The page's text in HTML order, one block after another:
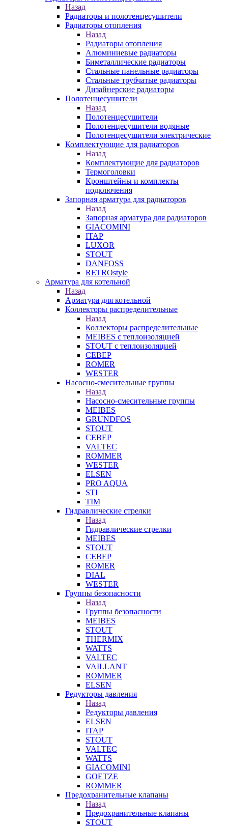
Назад
Радиаторы и полотенцесушители
Радиаторы отопления
Назад
Радиаторы отопления
Алюминиевые радиаторы
Биметаллические радиаторы
Стальные панельные радиаторы
Стальные трубчатые радиаторы
Дизайнерские радиаторы
Полотенцесушители
Назад
Полотенцесушители
Полотенцесушители водяные
Полотенцесушители электрические
Комплектующие для радиаторов
Назад
Комплектующие для радиаторов
Термоголовки
Кронштейны и комплекты
подключения
Запорная арматура для радиаторов
Назад
Запорная арматура для радиаторов
GIACOMINI
ITAP
LUXOR
STOUT
DANFOSS
RETROstyle
Арматура для котельной
Назад
Арматура для котельной
Коллекторы распределительные
Назад
Коллекторы распределительные
MEIBES с теплоизоляцией
STOUT с теплоизоляцией
СЕВЕР
ROMER
WESTER
Насосно-смесительные группы
Назад
Насосно-смесительные группы
MEIBES
GRUNDFOS
STOUT
СЕВЕР
VALTEC
ROMMER
WESTER
ELSEN
PRO AQUA
STI
TIM
Гидравлические стрелки
Назад
Гидравлические стрелки
MEIBES
STOUT
СЕВЕР
ROMER
DIAL
WESTER
Группы безопасности
Назад
Группы безопасности
MEIBES
STOUT
THERMIX
WATTS
VALTEC
VAILLANT
ROMMER
ELSEN
Редукторы давления
Назад
Редукторы давления
ELSEN
ITAP
STOUT
VALTEC
WATTS
GIACOMINI
GOETZE
ROMMER
Предохранительные клапаны
Назад
Предохранительные клапаны
STOUT